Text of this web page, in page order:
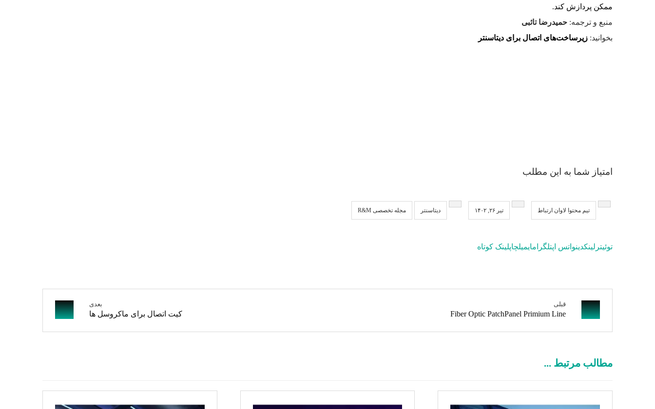
ممکن پردازش کند.
منبع و ترجمه: حمیدرضا تائبی
بخوانید: زیرساخت‌های اتصال برای دیتاسنتر
امتیاز شما به این مطلب
تیم محتوا لاوان ارتباط تیر ۲۶, ۱۴۰۲ دیتاسنتر مجله تخصصی R&M
توئیتر لینکدینواتس اپتلگرامایمیلچاپلینک کوتاه
قبلی
Fiber Optic PatchPanel Primium Line
بعدی
کیت اتصال برای ماکروسل ها
مطالب مرتبط ...